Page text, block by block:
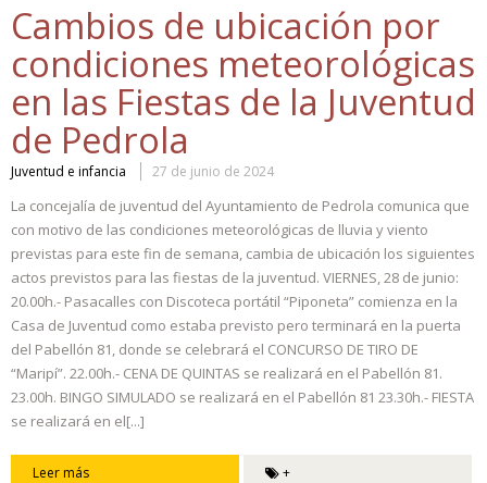
Cambios de ubicación por
condiciones meteorológicas
en las Fiestas de la Juventud
de Pedrola
Juventud e infancia 27 de junio de 2024
La concejalía de juventud del Ayuntamiento de Pedrola comunica que
con motivo de las condiciones meteorológicas de lluvia y viento
previstas para este fin de semana, cambia de ubicación los siguientes
actos previstos para las fiestas de la juventud. VIERNES, 28 de junio:
20.00h.- Pasacalles con Discoteca portátil “Piponeta” comienza en la
Casa de Juventud como estaba previsto pero terminará en la puerta
del Pabellón 81, donde se celebrará el CONCURSO DE TIRO DE
“Maripí”. 22.00h.- CENA DE QUINTAS se realizará en el Pabellón 81.
23.00h. BINGO SIMULADO se realizará en el Pabellón 81 23.30h.- FIESTA
se realizará en el[...]
Leer más +